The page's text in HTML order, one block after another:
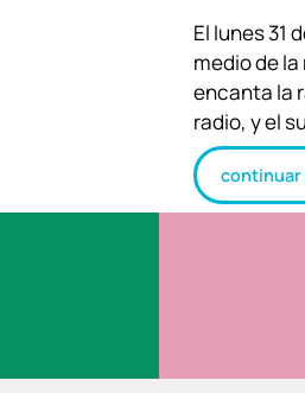
El lunes 31
medio de
encanta la
radio, y el
continuar